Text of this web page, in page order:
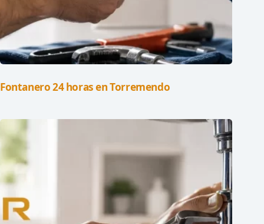
Fontanero 24 horas en Torremendo